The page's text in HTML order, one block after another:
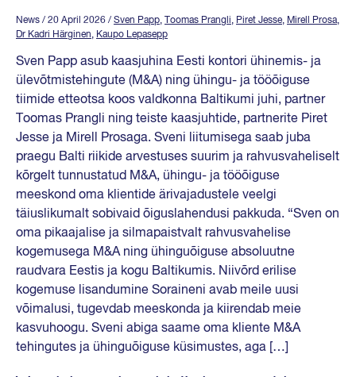
News / 20 April 2026 / Sven Papp, Toomas Prangli, Piret Jesse, Mirell Prosa,
Dr Kadri Härginen, Kaupo Lepasepp
Sven Papp asub kaasjuhina Eesti kontori ühinemis- ja
ülevõtmistehingute (M&A) ning ühingu- ja tööõiguse
tiimide etteotsa koos valdkonna Baltikumi juhi, partner
Toomas Prangli ning teiste kaasjuhtide, partnerite Piret
Jesse ja Mirell Prosaga. Sveni liitumisega saab juba
praegu Balti riikide arvestuses suurim ja rahvusvaheliselt
kõrgelt tunnustatud M&A, ühingu- ja tööõiguse
meeskond oma klientide ärivajadustele veelgi
täiuslikumalt sobivaid õiguslahendusi pakkuda. “Sven on
oma pikaajalise ja silmapaistvalt rahvusvahelise
kogemusega M&A ning ühinguõiguse absoluutne
raudvara Eestis ja kogu Baltikumis. Niivõrd erilise
kogemuse lisandumine Soraineni avab meile uusi
võimalusi, tugevdab meeskonda ja kiirendab meie
kasvuhoogu. Sveni abiga saame oma kliente M&A
tehingutes ja ühinguõiguse küsimustes, aga […]